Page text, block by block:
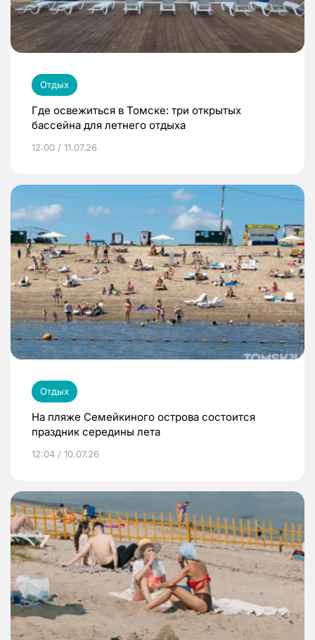
Отдых
Где освежиться в Томске: три открытых
бассейна для летнего отдыха
12:00 / 11.07.26
Отдых
На пляже Семейкиного острова состоится
праздник середины лета
12:04 / 10.07.26